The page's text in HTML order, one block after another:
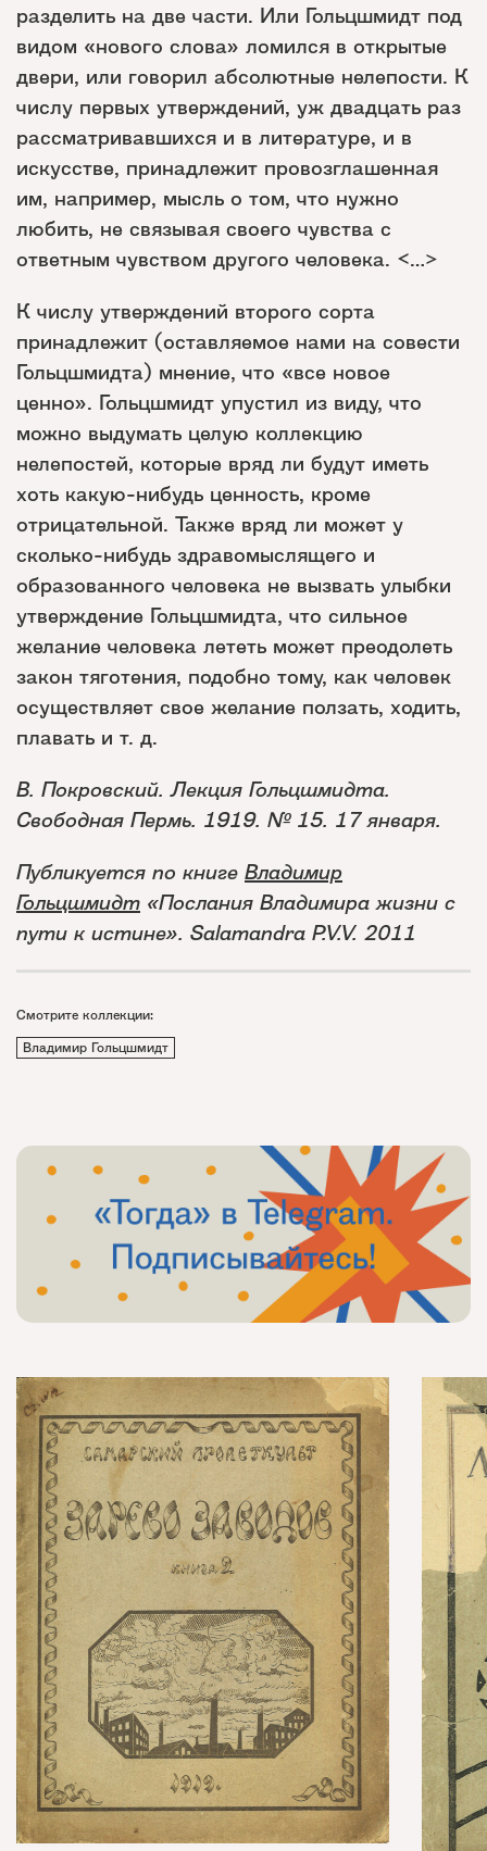
разделить на две части. Или Гольцшмидт под
видом «нового слова» ломился в открытые
двери, или говорил абсолютные нелепости. К
числу первых утверждений, уж двадцать раз
рассматривавшихся и в литературе, и в
искусстве, принадлежит провозглашенная
им, например, мысль о том, что нужно
любить, не связывая своего чувства с
ответным чувством другого человека. <…>
К числу утверждений второго сорта
принадлежит (оставляемое нами на совести
Гольцшмидта) мнение, что «все новое
ценно». Гольцшмидт упустил из виду, что
можно выдумать целую коллекцию
нелепостей, которые вряд ли будут иметь
хоть какую-нибудь ценность, кроме
отрицательной. Также вряд ли может у
сколько-нибудь здравомыслящего и
образованного человека не вызвать улыбки
утверждение Гольцшмидта, что сильное
желание человека лететь может преодолеть
закон тяготения, подобно тому, как человек
осуществляет свое желание ползать, ходить,
плавать и т. д.
В. Покровский. Лекция Гольцшмидта.
Свободная Пермь. 1919. № 15. 17 января.
Публикуется по книге Владимир
Гольцшмидт «Послания Владимира жизни с
пути к истине». Salamandra P.V.V. 2011
Смотрите коллекции:
Владимир Гольцшмидт